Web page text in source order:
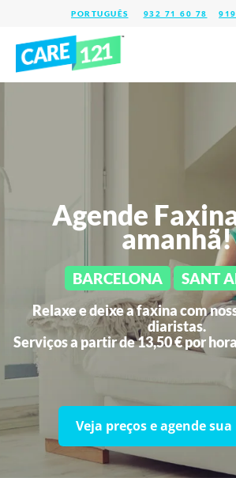
932 71 60 78
Agende
amanhã!
BARCELONA SANT
Relaxe e deixe a faxina com
diaristas.
Serviços a partir de 13,50 € por
Veja preços e agende